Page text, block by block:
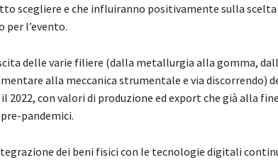
scegliere e che influiranno positivamente sulla scelta
per l’evento.
delle varie filiere (dalla metallurgia alla gomma,
alla meccanica strumentale e via discorrendo)
con valori di produzione ed export che già alla
pandemici.
dei beni fisici con le tecnologie digitali